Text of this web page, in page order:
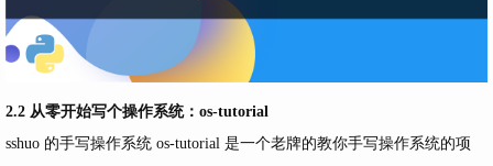
2.2 从零开始写个操作系统：os-tutorial
sshuo 的手写操作系统 os-tutorial 是一个老牌的教你手写操作系统的项